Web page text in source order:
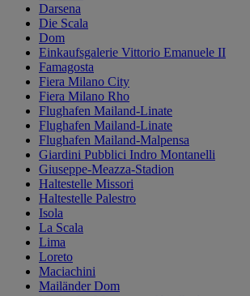
Darsena
Die Scala
Dom
Einkaufsgalerie Vittorio Emanuele II
Famagosta
Fiera Milano City
Fiera Milano Rho
Flughafen Mailand-Linate
Flughafen Mailand-Linate
Flughafen Mailand-Malpensa
Giardini Pubblici Indro Montanelli
Giuseppe-Meazza-Stadion
Haltestelle Missori
Haltestelle Palestro
Isola
La Scala
Lima
Loreto
Maciachini
Mailänder Dom